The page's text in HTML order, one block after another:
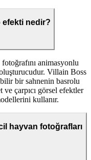
efekti nedir?
animasyonlu
Villain Boss
bir sahnenin basrolu
çarpıcı görsel efektler
kullanır.
hayvan fotoğrafları